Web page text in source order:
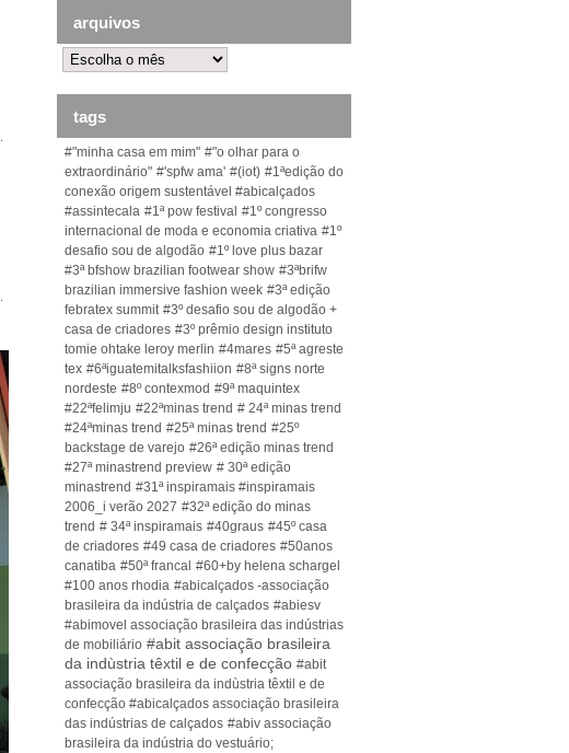
arquivos
tags
#"minha casa em mim" #"o olhar para o
extraordinário" #'spfw ama' #(iot) #1ªedição do
conexão origem sustentável #abicalçados
#assintecala #1ª pow festival #1º congresso
internacional de moda e economia criativa #1º
desafio sou de algodão #1º love plus bazar
#3ª bfshow brazilian footwear show #3ªbrifw
brazilian immersive fashion week #3ª edição
febratex summit #3º desafio sou de algodão +
casa de criadores #3º prêmio design instituto
tomie ohtake leroy merlin #4mares #5ª agreste
tex #6ªiguatemitalksfashiion #8ª signs norte
nordeste #8º contexmod #9ª maquintex
#22ªfelimju #22ªminas trend # 24ª minas trend
#24ªminas trend #25ª minas trend #25º
backstage de varejo #26ª edição minas trend
#27ª minastrend preview # 30ª edição
minastrend #31ª inspiramais #inspiramais
2006_i verão 2027 #32ª edição do minas
trend # 34ª inspiramais #40graus #45º casa
de criadores #49 casa de criadores #50anos
canatiba #50ª francal #60+by helena schargel
#100 anos rhodia #abicalçados -associação
brasileira da indústria de calçados #abiesv
#abimovel associação brasileira das indústrias
de mobiliário #abit associação brasileira
da indùstria têxtil e de confecção #abit
associação brasileira da indùstria têxtil e de
confecção #abicalçados associação brasileira
das indústrias de calçados #abiv associação
brasileira da indústria do vestuário;